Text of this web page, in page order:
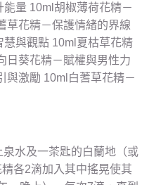
量 10ml胡椒薄荷花精－
草花精－保護情緒的界線
與觀點 10ml夏枯草花精
日葵花精－賦權與男性力
與激勵 10ml白蓍草花精－
水及一茶匙的白蘭地（或
各2滴加入其中搖晃使其